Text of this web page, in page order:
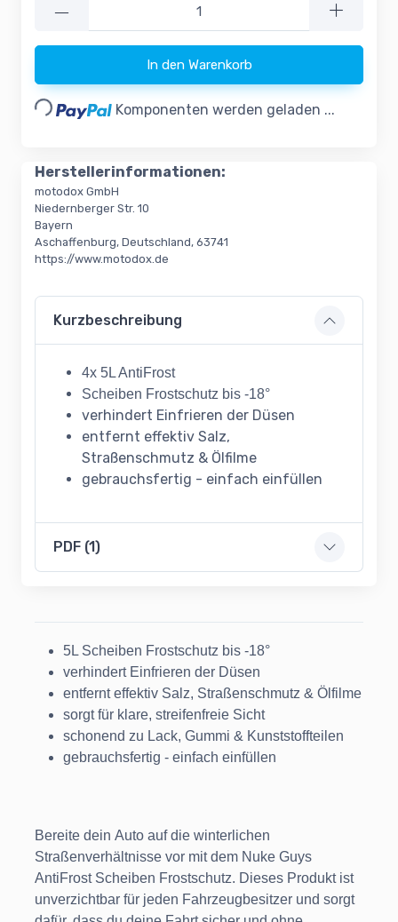
—
In den Warenkorb
Loading... Komponenten werden geladen ...
Herstellerinformationen:
motodox GmbH
Niedernberger Str. 10
Bayern
Aschaffenburg, Deutschland, 63741
https://www.motodox.de
Kurzbeschreibung
4x 5L AntiFrost
Scheiben Frostschutz bis -18°
verhindert Einfrieren der Düsen
entfernt effektiv Salz,
Straßenschmutz & Ölfilme
gebrauchsfertig - einfach einfüllen
PDF (1)
5L Scheiben Frostschutz bis -18°
verhindert Einfrieren der Düsen
entfernt effektiv Salz, Straßenschmutz & Ölfilme
sorgt für klare, streifenfreie Sicht
schonend zu Lack, Gummi & Kunststoffteilen
gebrauchsfertig - einfach einfüllen
Bereite dein Auto auf die winterlichen
Straßenverhältnisse vor mit dem Nuke Guys
AntiFrost Scheiben Frostschutz. Dieses Produkt ist
unverzichtbar für jeden Fahrzeugbesitzer und sorgt